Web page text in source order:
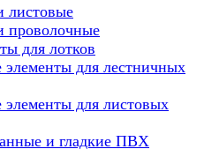
листовые
проволочные
для лотков
для лестничных
для листовых
и гладкие ПВХ